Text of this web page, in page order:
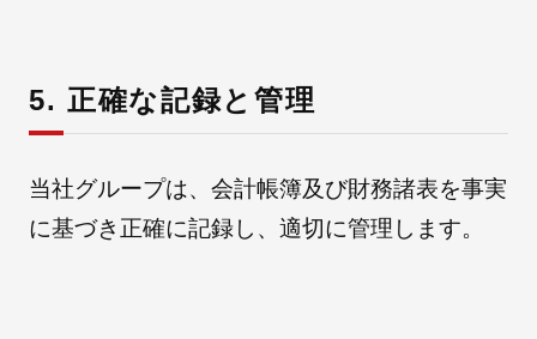
5. 正確な記録と管理
当社グループは、会計帳簿及び財務諸表を事実
に基づき正確に記録し、適切に管理します。